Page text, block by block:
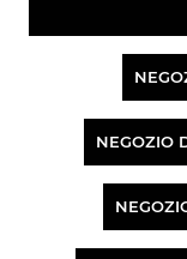
NEGOZIO